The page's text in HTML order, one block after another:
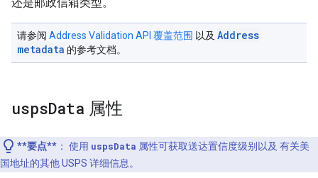
请参阅 Address Validation API 覆盖范围 以及 Address
metadata 的参考文档。
uspsData 属性
**要点** ： 使用 uspsData 属性可获取送达置信度级别以及 有关美
国地址的其他 USPS 详细信息。